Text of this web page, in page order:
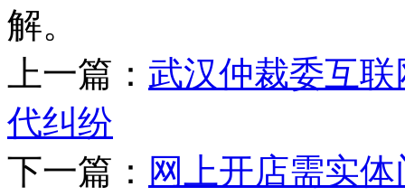
解。
上一篇： 武汉仲裁委互
代纠纷
下一篇： 网上开店需实